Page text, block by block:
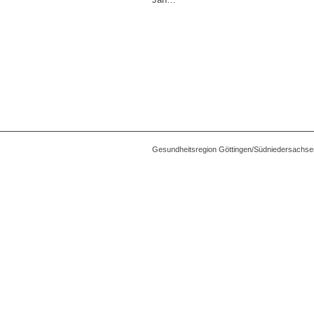
Gesundheitsregion Göttingen/